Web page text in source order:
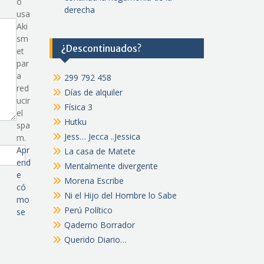
usa
Aki
sm
et
par
a
red
ucir
el
spa
m.
Apr
end
e
có
mo
se
derecha
¿Descontinuados?
299 792 458
Días de alquiler
Física 3
Hutku
Jess… Jecca ..Jessica
La casa de Matete
Mentalmente divergente
Morena Escribe
Ni el Hijo del Hombre lo Sabe
Perú Político
Qaderno Borrador
Querido Diario…